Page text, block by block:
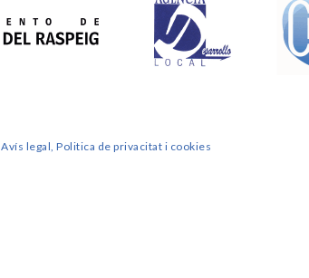
Avís legal, Politica de privacitat i cookies